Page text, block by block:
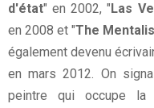
d'état" en 2002, " Las
en 2008 et "The
également devenu
en mars 2012. On
peintre qui occupe la